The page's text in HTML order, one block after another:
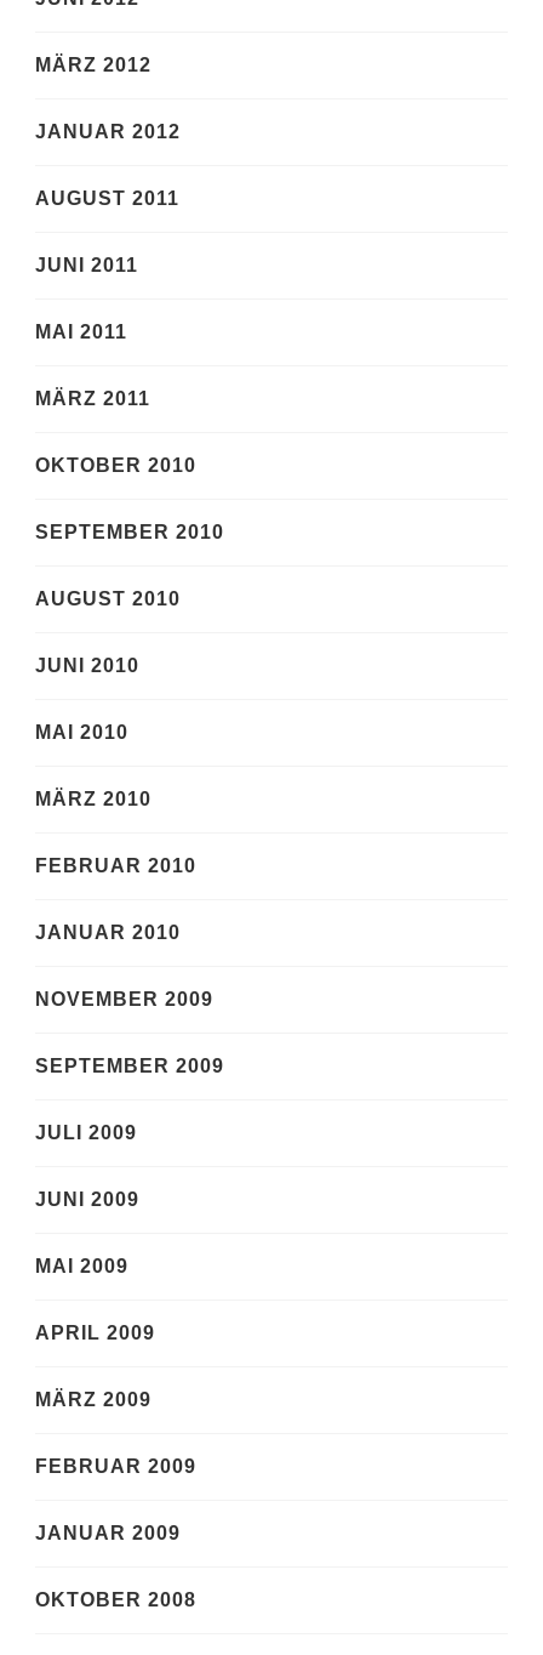
MÄRZ 2012
JANUAR 2012
AUGUST 2011
JUNI 2011
MAI 2011
MÄRZ 2011
OKTOBER 2010
SEPTEMBER 2010
AUGUST 2010
JUNI 2010
MAI 2010
MÄRZ 2010
FEBRUAR 2010
JANUAR 2010
NOVEMBER 2009
SEPTEMBER 2009
JULI 2009
JUNI 2009
MAI 2009
APRIL 2009
MÄRZ 2009
FEBRUAR 2009
JANUAR 2009
OKTOBER 2008